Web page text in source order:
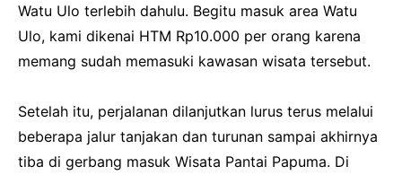
Watu Ulo terlebih dahulu. Begitu masuk area Watu
Ulo, kami dikenai HTM Rp10.000 per orang karena
memang sudah memasuki kawasan wisata tersebut.
Setelah itu, perjalanan dilanjutkan lurus terus melalui
beberapa jalur tanjakan dan turunan sampai akhirnya
tiba di gerbang masuk Wisata Pantai Papuma. Di